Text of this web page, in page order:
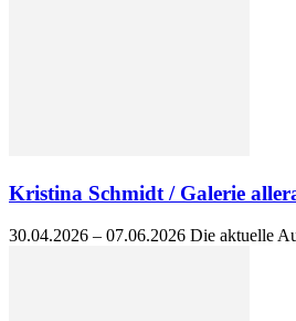
Kristina Schmidt / Galerie
30.04.2026 – 07.06.2026 Die aktuelle